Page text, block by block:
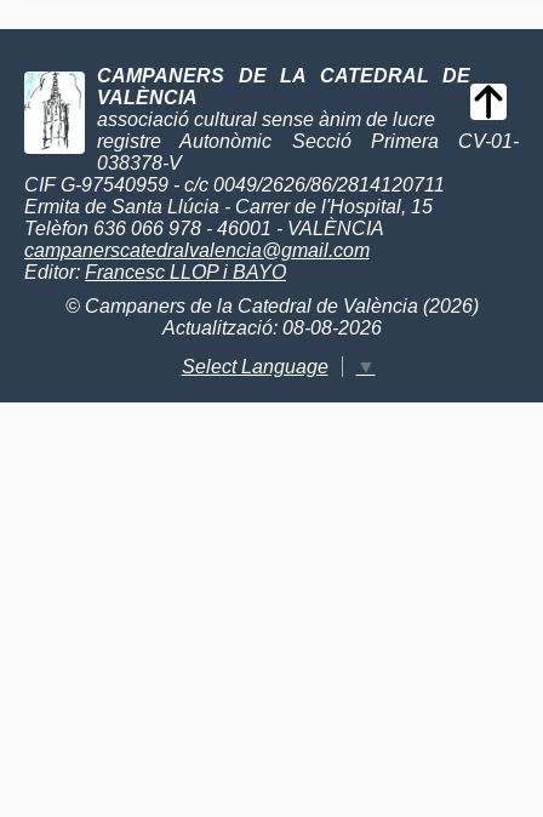
CAMPANERS DE LA CATEDRAL DE
VALÈNCIA
associació cultural sense ànim de lucre
registre Autonòmic Secció Primera CV-01-
038378-V
CIF G-97540959 - c/c 0049/2626/86/2814120711
Ermita de Santa Llúcia - Carrer de l'Hospital, 15
Telèfon 636 066 978 - 46001 - VALÈNCIA
campanerscatedralvalencia@gmail.com
Editor: Francesc LLOP i BAYO
© Campaners de la Catedral de València (2026)
Actualització: 08-08-2026
Select Language
▼